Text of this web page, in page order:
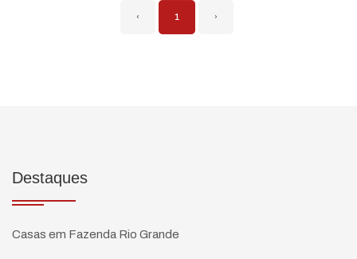
‹ 1 ›
Destaques
Casas em Fazenda Rio Grande